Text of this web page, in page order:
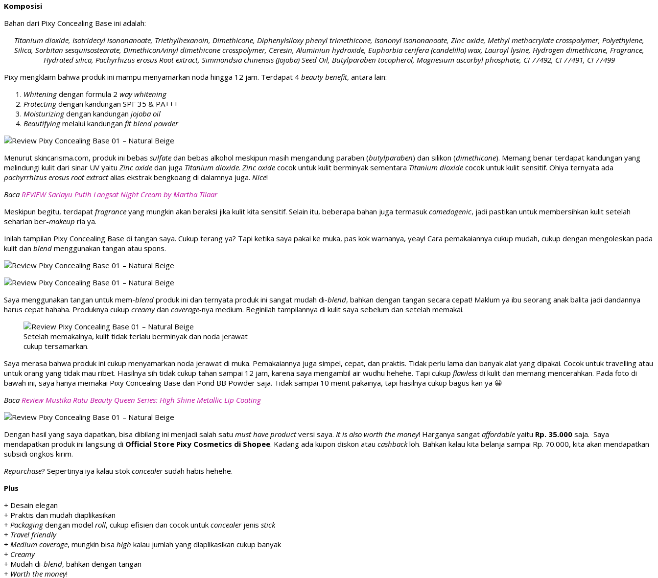
Komposisi
Bahan dari Pixy Concealing Base ini adalah:
Titanium dioxide, Isotridecyl isononanoate, Triethylhexanoin, Dimethicone, Diphenylsiloxy phenyl trimethicone, Isononyl isononanoate, Zinc oxide, Methyl methacrylate crosspolymer, Polyethylene,
Silica, Sorbitan sesquiisostearate, Dimethicon/vinyl dimethicone crosspolymer, Ceresin, Aluminiun hydroxide, Euphorbia cerifera (candelilla) wax, Lauroyl lysine, Hydrogen dimethicone, Fragrance,
Hydrated silica, Pachyrhizus erosus Root extract, Simmondsia chinensis (Jojoba) Seed Oil, Butylparaben tocopherol, Magnesium ascorbyl phosphate, CI 77492, CI 77491, CI 77499
Pixy mengklaim bahwa produk ini mampu menyamarkan noda hingga 12 jam. Terdapat 4 beauty benefit, antara lain:
Whiteningdengan formula 2 way whitening
Protectingdengan kandungan SPF 35 & PA+++
Moisturizingdengan kandungan jojoba oil
Beautifyingmelalui kandungan fit blend powder
Menurut skincarisma.com, produk ini bebas sulfate dan bebas alkohol meskipun masih mengandung paraben (butylparaben) dan silikon (dimethicone). Memang benar terdapat kandungan yang
melindungi kulit dari sinar UV yaitu Zinc oxide dan juga Titanium dioxide. Zinc oxide cocok untuk kulit berminyak sementara Titanium dioxide cocok untuk kulit sensitif. Ohiya ternyata ada
pachyrrhizus erosus root extractalias ekstrak bengkoang di dalamnya juga. Nice!
Baca REVIEW Sariayu Putih Langsat Night Cream by Martha Tilaar
Meskipun begitu, terdapat fragrance yang mungkin akan beraksi jika kulit kita sensitif. Selain itu, beberapa bahan juga termasuk comedogenic, jadi pastikan untuk membersihkan kulit setelah
seharian ber-makeup ria ya.
Inilah tampilan Pixy Concealing Base di tangan saya. Cukup terang ya? Tapi ketika saya pakai ke muka, pas kok warnanya, yeay! Cara pemakaiannya cukup mudah, cukup dengan mengoleskan pada
kulit dan blend menggunakan tangan atau spons.
Saya menggunakan tangan untuk mem-blend produk ini dan ternyata produk ini sangat mudah di-blend, bahkan dengan tangan secara cepat! Maklum ya ibu seorang anak balita jadi dandannya
harus cepat hahaha. Produknya cukup creamydan coverage-nya medium. Beginilah tampilannya di kulit saya sebelum dan setelah memakai.
Setelah memakainya, kulit tidak terlalu berminyak dan noda jerawat
cukup tersamarkan.
Saya merasa bahwa produk ini cukup menyamarkan noda jerawat di muka. Pemakaiannya juga simpel, cepat, dan praktis. Tidak perlu lama dan banyak alat yang dipakai. Cocok untuk travelling atau
untuk orang yang tidak mau ribet. Hasilnya sih tidak cukup tahan sampai 12 jam, karena saya mengambil air wudhu hehehe. Tapi cukup flawless di kulit dan memang mencerahkan. Pada foto di
bawah ini, saya hanya memakai Pixy Concealing Base dan Pond BB Powder saja. Tidak sampai 10 menit pakainya, tapi hasilnya cukup bagus kan ya 😀
Baca Review Mustika Ratu Beauty Queen Series: High Shine Metallic Lip Coating
Dengan hasil yang saya dapatkan, bisa dibilang ini menjadi salah satu must have productversi saya. It is also worth the money! Harganya sangat affordable yaitu Rp. 35.000 saja. Saya
mendapatkan produk ini langsung di Official Store Pixy Cosmetics di Shopee. Kadang ada kupon diskon atau cashbackloh. Bahkan kalau kita belanja sampai Rp. 70.000, kita akan mendapatkan
subsidi ongkos kirim.
Repurchase? Sepertinya iya kalau stok concealersudah habis hehehe.
Plus
+ Desain elegan
+ Praktis dan mudah diaplikasikan
+ Packagingdengan model roll, cukup efisien dan cocok untuk concealer jenis stick
+ Travel friendly
+ Medium coverage, mungkin bisa high kalau jumlah yang diaplikasikan cukup banyak
+ Creamy
+ Mudah di-blend, bahkan dengan tangan
+ Worth the money!